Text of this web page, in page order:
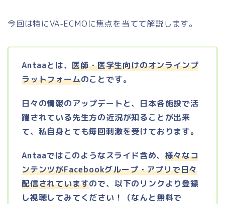
今回は特にVA-ECMOに焦点を当てて解説します。
Antaaとは、医師・医学生向けのオンラインプ
ラットフォームのことです。
日々の情報のアップデートと、日本各施設で活
躍されている先生方の近況が知ることが出来
て、私自身とても毎回刺激を受けております。
Antaaではこのようなスライド含め、様々なコ
ンテンツがFacebookグループ・アプリで日々
配信されていますので、以下のリンクより登録
し視聴してみてください！（なんと無料で